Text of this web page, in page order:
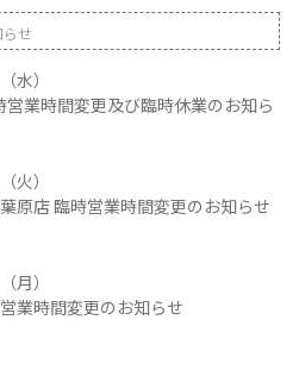
せ
水）
営業時間変更及び臨時休業のお知ら
火）
原店 臨時営業時間変更のお知らせ
月）
業時間変更のお知らせ